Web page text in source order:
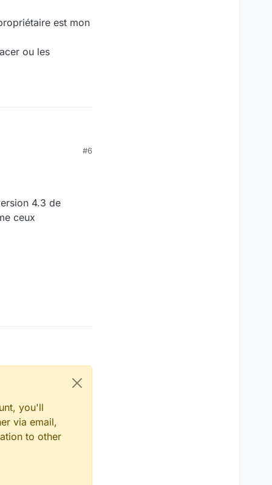
est mon
ou les
#6
4.3 de
ceux
you'll
via email,
to other